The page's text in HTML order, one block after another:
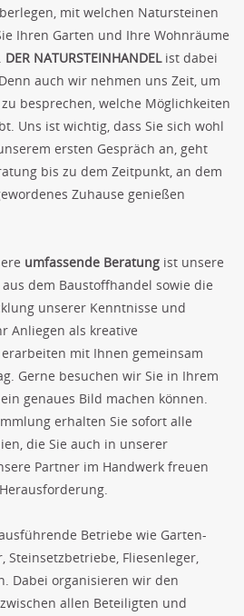
mit welchen Natursteinen
Ihren Garten und Ihre Wohnräume
DER NATURSTEINHANDEList dabei
auch wir nehmen uns Zeit, um
besprechen, welche Möglichkeiten
Uns ist wichtig, dass Sie sich wohl
ersten Gespräch an, geht
bis zu dem Zeitpunkt, an dem
Zuhause genießen
umfassende Beratung ist unsere
dem Baustoffhandel sowie die
unserer Kenntnisse und
Anliegen als kreative
mit Ihnen gemeinsam
Gerne besuchen wir Sie in Ihrem
genaues Bild machen können.
erhalten Sie sofort alle
die Sie auch in unserer
Partner im Handwerk freuen
Betriebe wie Garten-
Steinsetzbetriebe, Fliesenleger,
Dabei organisieren wir den
allen Beteiligten und